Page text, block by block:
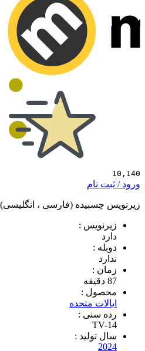
نام
(فارسی ، انگلیسی)
:
:
متحده
سنی :
: